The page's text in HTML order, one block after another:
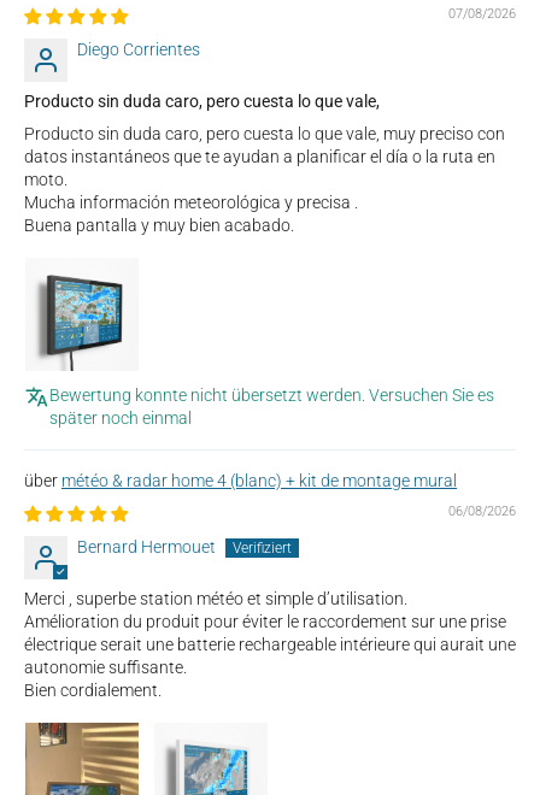
07/08/2026
Diego Corrientes
Producto sin duda caro, pero cuesta lo que vale,
Producto sin duda caro, pero cuesta lo que vale, muy preciso con
datos instantáneos que te ayudan a planificar el día o la ruta en
moto.
Mucha información meteorológica y precisa .
Buena pantalla y muy bien acabado.
Bewertung konnte nicht übersetzt werden. Versuchen Sie es
später noch einmal
météo & radar home 4 (blanc) + kit de montage mural
06/08/2026
Bernard Hermouet
Merci , superbe station météo et simple d’utilisation.
Amélioration du produit pour éviter le raccordement sur une prise
électrique serait une batterie rechargeable intérieure qui aurait une
autonomie suffisante.
Bien cordialement.